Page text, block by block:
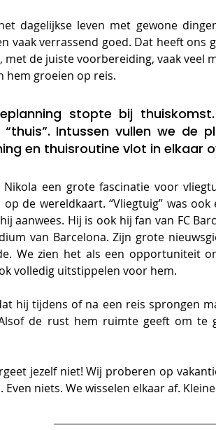
dagelijkse leven met gewone
vaak verrassend goed. Dat heeft
met de juiste voorbereiding, vaak veel
hem groeien op reis.
stopte bij
Intussen vullen we de
en thuisroutine vlot in elkaar
Nikola een grote fascinatie voor
de wereldkaart. “Vliegtuig” was
aanwees. Hij is ook hij fan van FC
van Barcelona. Zijn grote
We zien het als een opportuniteit
volledig uitstippelen voor hem.
hij tijdens of na een reis sprongen
de rust hem ruimte geeft om te
jezelf niet! Wij proberen op
Even niets. We wisselen elkaar af.